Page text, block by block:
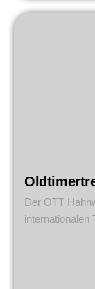
Der OTT
internationalen